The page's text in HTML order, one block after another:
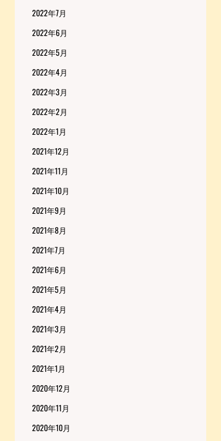
2022年7月
2022年6月
2022年5月
2022年4月
2022年3月
2022年2月
2022年1月
2021年12月
2021年11月
2021年10月
2021年9月
2021年8月
2021年7月
2021年6月
2021年5月
2021年4月
2021年3月
2021年2月
2021年1月
2020年12月
2020年11月
2020年10月